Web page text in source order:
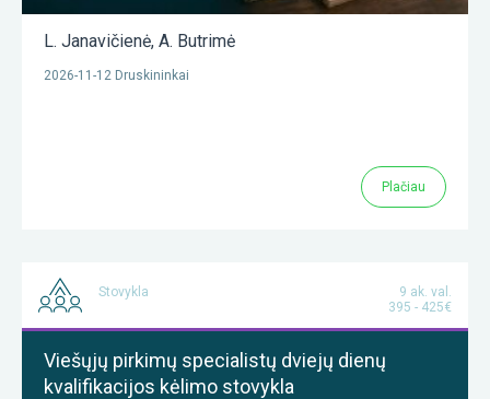
L. Janavičienė, A. Butrimė
2026-11-12 Druskininkai
Plačiau
Stovykla
9 ak. val.
395 - 425€
Viešųjų pirkimų specialistų dviejų dienų
kvalifikacijos kėlimo stovykla